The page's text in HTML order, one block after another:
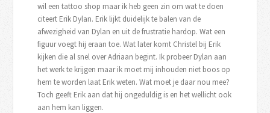
wil een tattoo shop maar ik heb geen zin om wat te doen
citeert Erik Dylan. Erik lijkt duidelijk te balen van de
afwezigheid van Dylan en uit de frustratie hardop. Wat een
figuur voegt hij eraan toe. Wat later komt Christel bij Erik
kijken die al snel over Adriaan begint. Ik probeer Dylan aan
het werk te krijgen maar ik moet mij inhouden niet boos op
hem te worden laat Erik weten. Wat moet je daar nou mee?
Toch geeft Erik aan dat hij ongeduldig is en het wellicht ook
aan hem kan liggen.